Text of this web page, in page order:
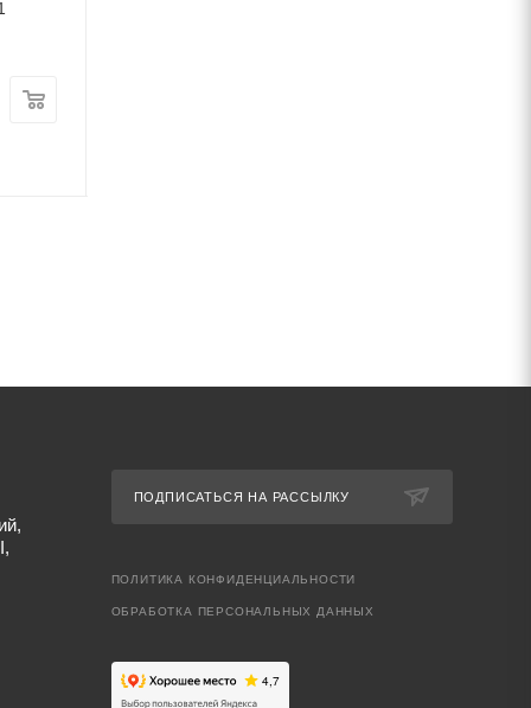
ПОДПИСАТЬСЯ НА РАССЫЛКУ
ПОЛИТИКА КОНФИДЕНЦИАЛЬНОСТИ
ОБРАБОТКА ПЕРСОНАЛЬНЫХ ДАННЫХ